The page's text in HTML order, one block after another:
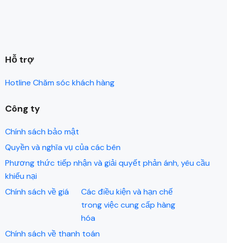
Hỗ trợ
Hotline Chăm sóc khách hàng
Công ty
Chính sách bảo mật
Quyền và nghĩa vụ của các bên
Phương thức tiếp nhận và giải quyết phản ánh, yêu cầu
khiếu nại
Chính sách về giá
Các điều kiện và hạn chế
trong việc cung cấp hàng
hóa
Chính sách về thanh toán